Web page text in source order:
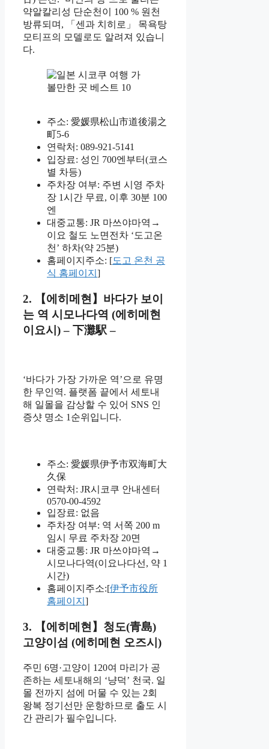
약알칼리성 단순천이 100 % 원천
방류되며, 「센과 치히로」 목욕탕
모티프의 모델로도 알려져 있습니
다.
주소: 愛媛県松山市道後湯之
町5-6
연락처: 089-921-5141
입장료: 성인 700엔부터(코스
별 차등)
주차장 여부: 주변 시영 주차
장 1시간 무료, 이후 30분 100
엔
대중교통: JR 마쓰야마역→
이요 철도 노면전차 ‘도고온
천’ 하차(약 25분)
홈페이지주소: [도고 온천 공
식 홈페이지 ]
2. 【에히메현】바다가 보이
는 역 시모나다역 (에히메현
이요시) – 下灘駅 –
‘바다가 가장 가까운 역’으로 유명
한 무인역. 플랫폼 끝에서 세토내
해 일몰을 감상할 수 있어 SNS 인
증샷 명소 1순위입니다.
주소: 愛媛県伊予市双海町大
久保
연락처: JR시코쿠 안내센터
0570-00-4592
입장료: 없음
주차장 여부: 역 서쪽 200 m
임시 무료 주차장 20면
대중교통: JR 마쓰야마역→
시모나다역(이요나다선, 약 1
시간)
홈페이지주소:[伊予市役所
홈페이지 ]
3. 【에히메현】청도(青島)
고양이섬 (에히메현 오즈시)
주민 6명·고양이 120여 마리가 공
존하는 세토내해의 ‘냥덕’ 천국. 일
몰 전까지 섬에 머물 수 있는 2회
왕복 정기선만 운항하므로 출도 시
간 관리가 필수입니다.